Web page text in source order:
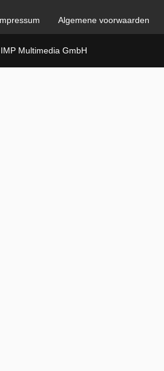
Algemene voorwaarden
Multimedia GmbH